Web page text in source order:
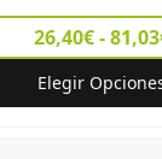
26,40€ -
Elegir